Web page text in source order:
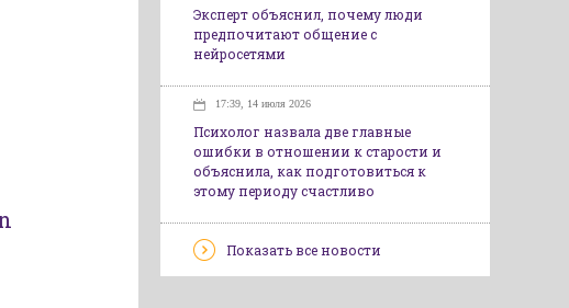
Эксперт объяснил, почему люди
предпочитают общение с
нейросетями
17:39, 14 июля 2026
Психолог назвала две главные
ошибки в отношении к старости и
объяснила, как подготовиться к
этому периоду счастливо
Показать все новости